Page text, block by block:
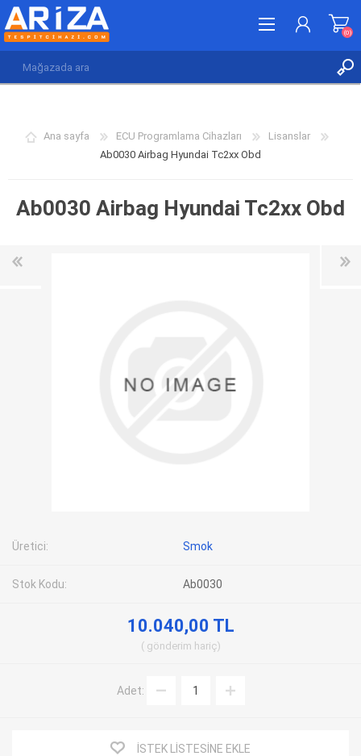
(0)
(0)
Ana sayfa ECU Programlama Cihazları
Lisanslar
Ab0030 Airbag Hyundai Tc2xx Obd
Ab0030 Airbag Hyundai Tc2xx Obd
Üretici: Smok
Stok Kodu: Ab0030
10.040,00 TL
gönderim hariç
Adet:
İSTEK LISTESINE EKLE